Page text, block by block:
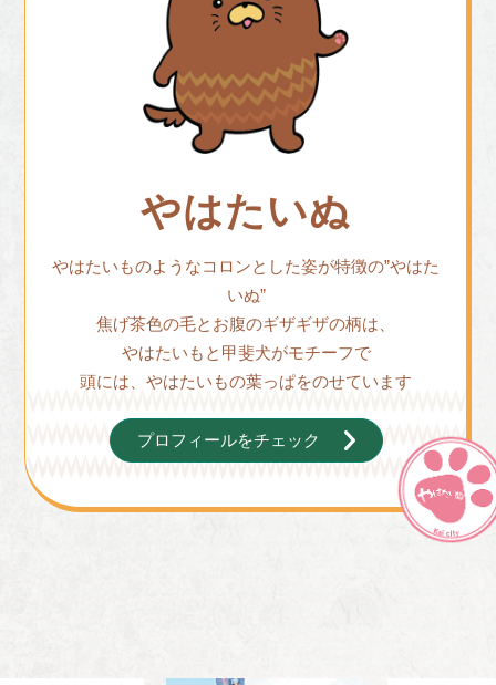
やはたいぬ
やはたいものようなコロンとした姿が特徴の”やはた
いぬ”
焦げ茶色の毛とお腹のギザギザの柄は、
やはたいもと甲斐犬がモチーフで
頭には、やはたいもの葉っぱをのせています
プロフィールをチェック